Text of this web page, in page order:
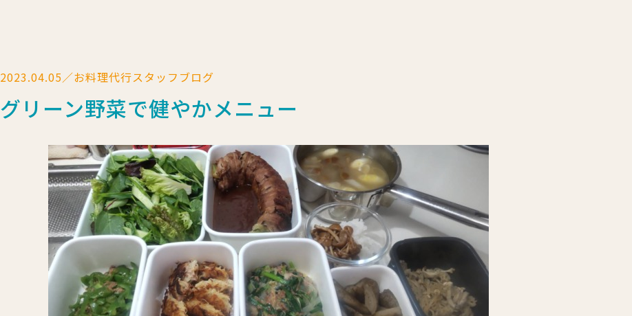
2023.04.05／お料理代行スタッフブログ
グリーン野菜で健やかメニュー